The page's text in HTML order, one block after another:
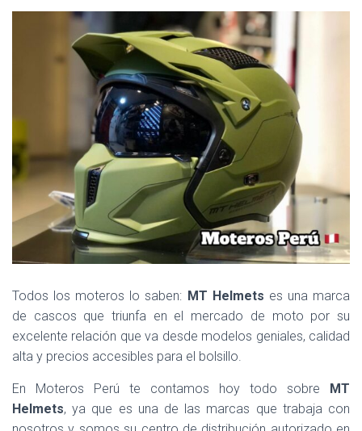
Todos los moteros lo saben: MT Helmets es una marca
de cascos que triunfa en el mercado de moto por su
excelente relación que va desde modelos geniales, calidad
alta y precios accesibles para el bolsillo.
En Moteros Perú te contamos hoy todo sobre
MT
Helmets, ya que es una de las marcas que trabaja con